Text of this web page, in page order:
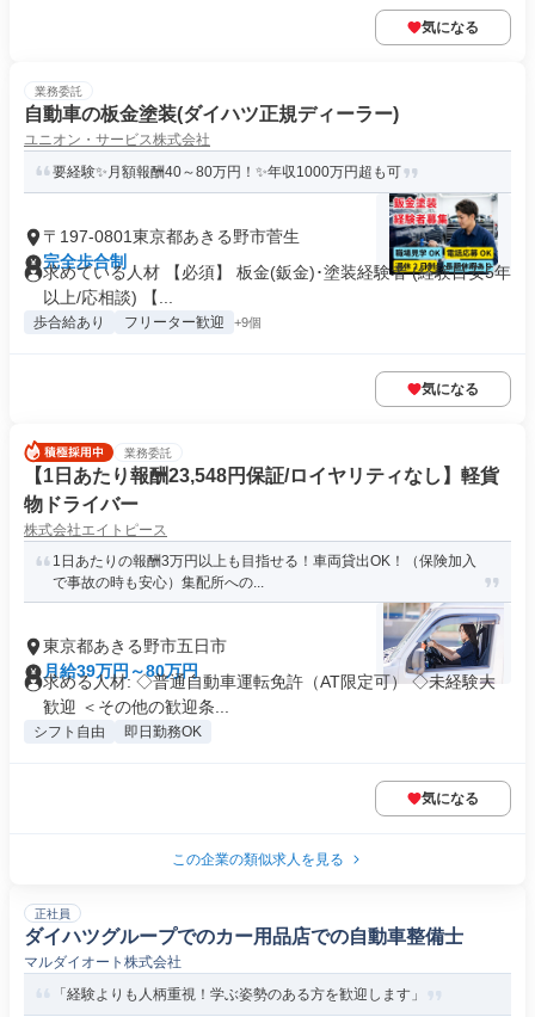
気になる
業務委託
自動車の板金塗装(ダイハツ正規ディーラー)
ユニオン・サービス株式会社
要経験✨月額報酬40～80万円！✨年収1000万円超も可
〒197-0801東京都あきる野市菅生
完全歩合制
求めている人材 【必須】 板金(鈑金)･塗装経験者 (経験目安5年
以上/応相談) 【...
歩合給あり フリーター歓迎 +9個
気になる
業務委託
【1日あたり報酬23,548円保証/ロイヤリティなし】軽貨
物ドライバー
株式会社エイトピース
1日あたりの報酬3万円以上も目指せる！車両貸出OK！（保険加入
で事故の時も安心）集配所への...
東京都あきる野市五日市
月給39万円～80万円
求める人材: ◇普通自動車運転免許（AT限定可） ◇未経験大
歓迎 ＜その他の歓迎条...
シフト自由 即日勤務OK
気になる
この企業の類似求人を見る
正社員
ダイハツグループでのカー用品店での自動車整備士
マルダイオート株式会社
「経験よりも人柄重視！学ぶ姿勢のある方を歓迎します」